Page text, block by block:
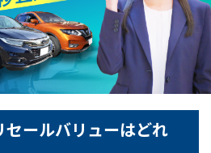
セールバリューはどれ